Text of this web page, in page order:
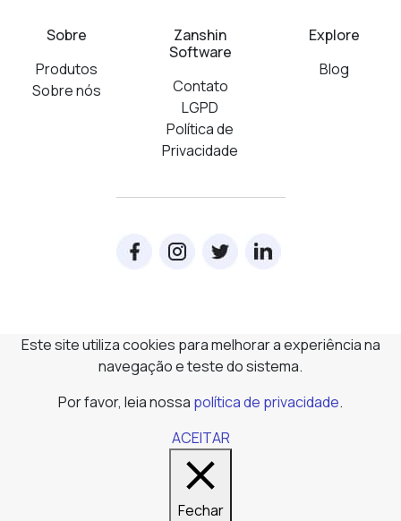
Sobre
Produtos
Sobre nós
Zanshin
Software
Contato
LGPD
Política de
Privacidade
Explore
Blog
Este site utiliza cookies para melhorar a experiência na
navegação e teste do sistema.
Por favor, leia nossa política de privacidade.
ACEITAR
Fechar